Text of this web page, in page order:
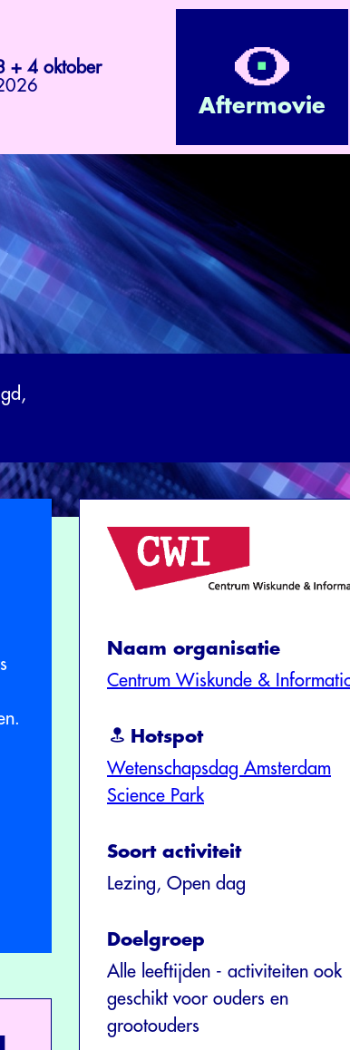
+ 4 oktober
Aftermovie
Naam organisatie
Centrum Wiskunde &
Hotspot
Wetenschapsdag Amsterdam
Science Park
Soort activiteit
Lezing, Open dag
Doelgroep
Alle leeftijden - activiteiten ook
geschikt voor ouders en
grootouders